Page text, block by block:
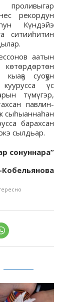
рекордун
Күндэйэ
ситииһитин
аатын
суоҕун
үс
түмүгэр,
павлин-
сыһыаннаһан
барахсан
сылдьар.
сонуннара”
Кобельянова